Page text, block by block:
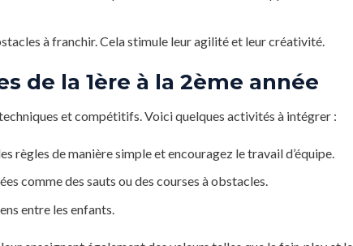
à franchir. Cela stimule leur agilité et leur créativité.
de la 1ère à la 2ème année
et compétitifs. Voici quelques activités à intégrer :
règles de manière simple et encouragez le travail d’équipe.
comme des sauts ou des courses à obstacles.
entre les enfants.